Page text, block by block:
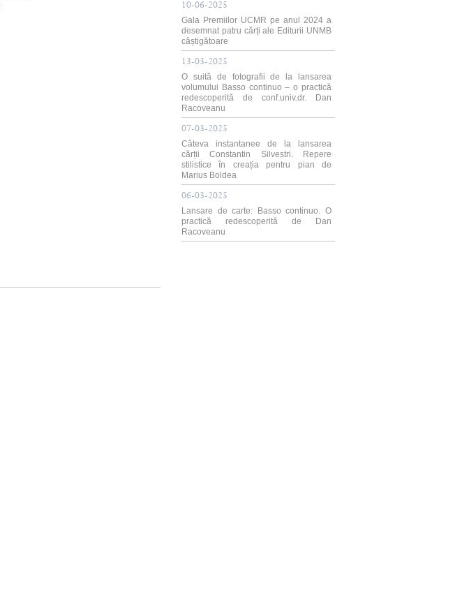
10-06-2025
Gala Premiilor UCMR pe anul 2024 a
desemnat patru cărți ale Editurii UNMB
câștigătoare
13-03-2025
O suită de fotografii de la lansarea
volumului Basso continuo – o practică
redescoperită de conf.univ.dr. Dan
Racoveanu
07-03-2025
Câteva instantanee de la lansarea
cărții Constantin Silvestri. Repere
stilistice în creația pentru pian de
Marius Boldea
06-03-2025
Lansare de carte: Basso continuo. O
practică redescoperită de Dan
Racoveanu